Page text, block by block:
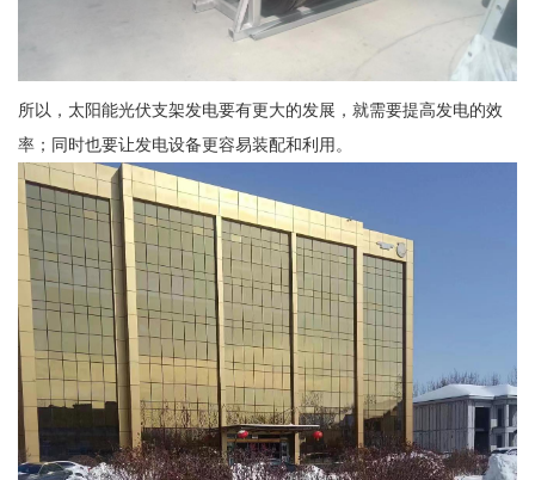
所以，太阳能光伏支架发电要有更大的发展，就需要提高发电的效
率；同时也要让发电设备更容易装配和利用。